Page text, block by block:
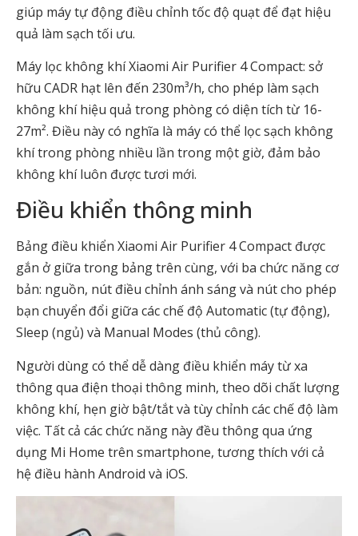
giúp máy tự động điều chỉnh tốc độ quạt để đạt hiệu
quả làm sạch tối ưu.
Máy lọc không khí Xiaomi Air Purifier 4 Compact: sở
hữu CADR hạt lên đến 230m³/h, cho phép làm sạch
không khí hiệu quả trong phòng có diện tích từ 16-
27m². Điều này có nghĩa là máy có thể lọc sạch không
khí trong phòng nhiều lần trong một giờ, đảm bảo
không khí luôn được tươi mới.
Điều khiển thông minh
Bảng điều khiển Xiaomi Air Purifier 4 Compact được
gắn ở giữa trong bảng trên cùng, với ba chức năng cơ
bản: nguồn, nút điều chỉnh ánh sáng và nút cho phép
bạn chuyển đổi giữa các chế độ Automatic (tự động),
Sleep (ngủ) và Manual Modes (thủ công).
Người dùng có thể dễ dàng điều khiển máy từ xa
thông qua điện thoại thông minh, theo dõi chất lượng
không khí, hẹn giờ bật/tắt và tùy chỉnh các chế độ làm
việc. Tất cả các chức năng này đều thông qua ứng
dụng Mi Home trên smartphone, tương thích với cả
hệ điều hành Android và iOS.